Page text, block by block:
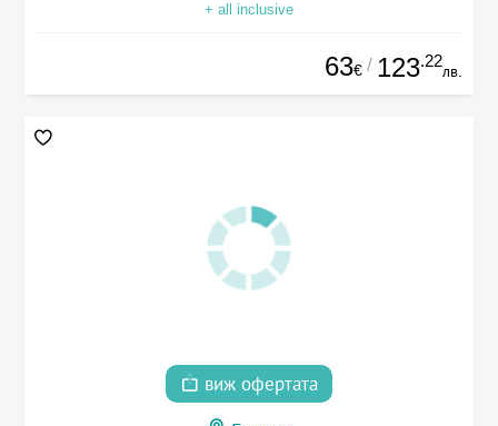
+ all inclusive
63€ / 123.22
лв.
виж офертата